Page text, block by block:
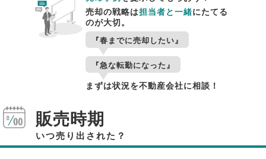
売却の戦略は担当者と一緒にたてる
のが大切。
『春までに売却したい』
『急な転勤になった』
まずは状況を不動産会社に相談！
販売時期
いつ売り出された？